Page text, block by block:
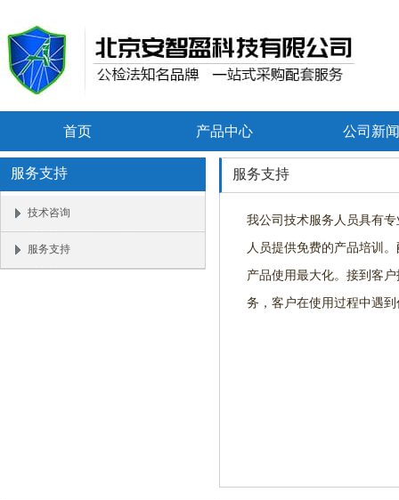
首页 产品中心 公司新
服务支持
技术咨询
服务支持
服务支持
我公司技术服务人员具有
人员提供免费的产品培训
产品使用最大化。接到客
务，客户在使用过程中遇